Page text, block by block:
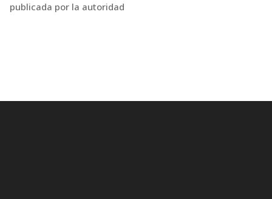
publicada por la autoridad